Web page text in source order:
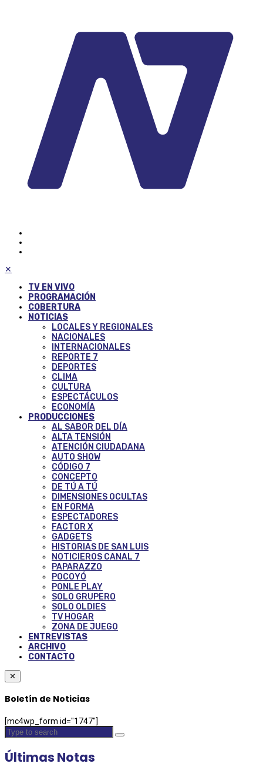
✕
TV EN VIVO
PROGRAMACIÓN
COBERTURA
NOTICIAS
LOCALES Y REGIONALES
NACIONALES
INTERNACIONALES
REPORTE 7
DEPORTES
CLIMA
CULTURA
ESPECTÁCULOS
ECONOMÍA
PRODUCCIONES
AL SABOR DEL DÍA
ALTA TENSIÓN
ATENCIÓN CIUDADANA
AUTO SHOW
CÓDIGO 7
CONCEPTO
DE TÚ A TÚ
DIMENSIONES OCULTAS
EN FORMA
ESPECTADORES
FACTOR X
GADGETS
HISTORIAS DE SAN LUIS
NOTICIEROS CANAL 7
PAPARAZZO
POCOYÓ
PONLE PLAY
SOLO GRUPERO
SOLO OLDIES
TV HOGAR
ZONA DE JUEGO
ENTREVISTAS
ARCHIVO
CONTACTO
✕
Boletín de Noticias
[mc4wp_form id="1747"]
Últimas Notas